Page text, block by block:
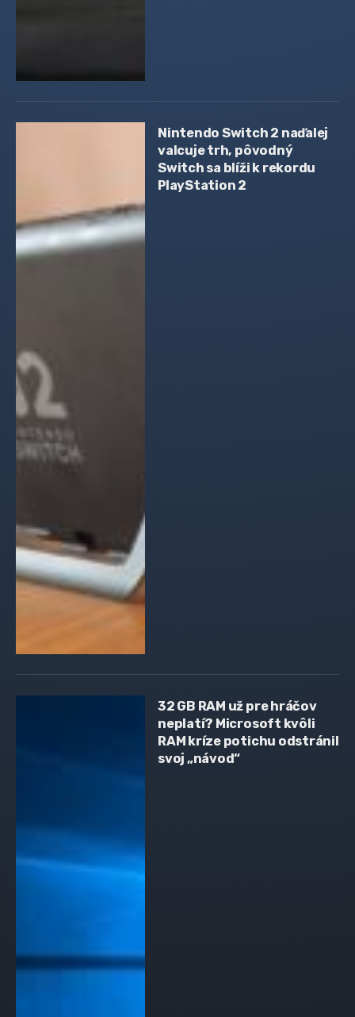
Nintendo Switch 2 naďalej
valcuje trh, pôvodný
Switch sa blíži k rekordu
PlayStation 2
32 GB RAM už pre hráčov
neplatí? Microsoft kvôli
RAM kríze potichu odstránil
svoj „návod“